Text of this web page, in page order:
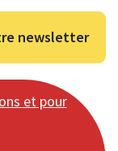
newsletter
et pour